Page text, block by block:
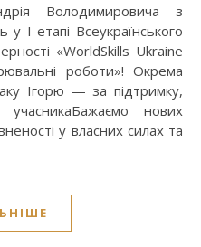
І етапі Всеукраїнського
«WorldSkills Ukraine
роботи»! Окрема
Ігорю — за підтримку,
нових
у власних силах та